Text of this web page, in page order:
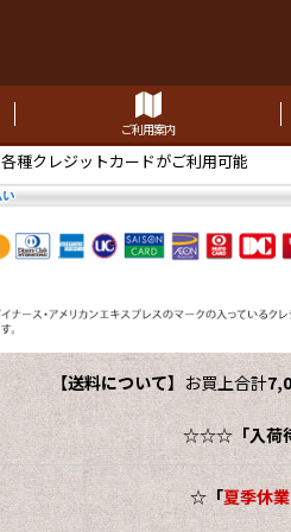
ご利用案内
各種クレジットカードがご利用可能
【送料について】 お買上合計
☆☆☆ 「入
☆ 「夏季休